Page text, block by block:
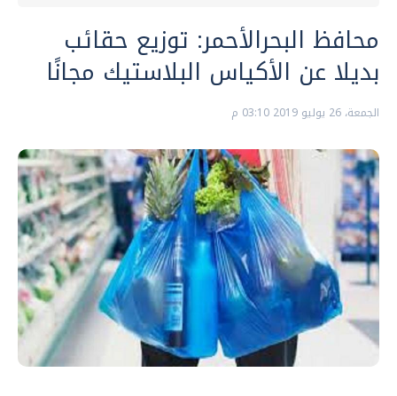
محافظ البحرالأحمر: توزيع حقائب
بديلا عن الأكياس البلاستيك مجانًا
الجمعة، 26 يوليو 2019 03:10 م